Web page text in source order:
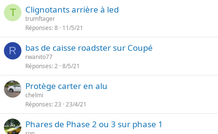
T Clignotants arrière à led
trumftager
Réponses 8 11/5/21
R bas de caisse roadster sur Coupé
rwanito77
Réponses 2 8/5/21
Protège carter en alu
chelmi
Réponses 23 23/4/21
Phares de Phase 2 ou 3 sur phase 1